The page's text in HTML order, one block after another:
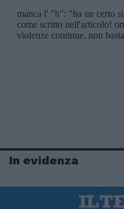
In evidenza